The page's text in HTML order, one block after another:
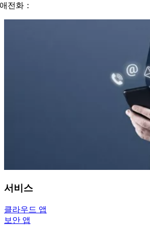
전화：
서비스
클라우드 앱
보안 앱